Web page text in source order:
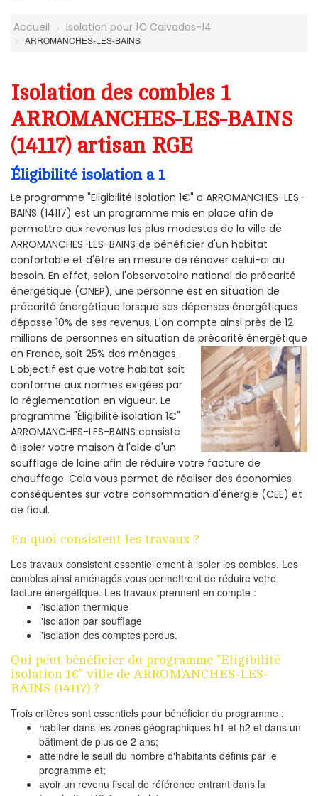
Accueil Isolation pour 1€ Calvados-14
ARROMANCHES-LES-BAINS
Isolation des combles 1
ARROMANCHES-LES-BAINS
(14117) artisan RGE
Éligibilité isolation a 1
Le programme "Eligibilité isolation 1€" a ARROMANCHES-LES-
BAINS (14117) est un programme mis en place afin de
permettre aux revenus les plus modestes de la ville de
ARROMANCHES-LES-BAINS de bénéficier d'un habitat
confortable et d'être en mesure de rénover celui-ci au
besoin. En effet, selon l'observatoire national de précarité
énergétique (ONEP), une personne est en situation de
précarité énergétique lorsque ses dépenses énergétiques
dépasse 10% de ses revenus. L'on compte ainsi près de 12
millions de personnes en situation de précarité énergétique
en France, soit 25% des ménages.
L'objectif est que votre habitat soit
conforme aux normes exigées par
la réglementation en vigueur. Le
programme "Éligibilité isolation 1€"
ARROMANCHES-LES-BAINS consiste
à isoler votre maison à l'aide d'un
soufflage de laine afin de réduire votre facture de
chauffage. Cela vous permet de réaliser des économies
conséquentes sur votre consommation d'énergie (CEE) et
de fioul.
En quoi consistent les travaux ?
Les travaux consistent essentiellement à isoler les combles. Les
combles ainsi aménagés vous permettront de réduire votre
facture énergétique. Les travaux prennent en compte :
l'isolation thermique
l'isolation par soufflage
l'isolation des comptes perdus.
Qui peut bénéficier du programme "Eligibilité
isolation 1€" ville de ARROMANCHES-LES-
BAINS (14117) ?
Trois critères sont essentiels pour bénéficier du programme :
habiter dans les zones géographiques h1 et h2 et dans un
bâtiment de plus de 2 ans;
atteindre le seuil du nombre d'habitants définis par le
programme et;
avoir un revenu fiscal de référence entrant dans la